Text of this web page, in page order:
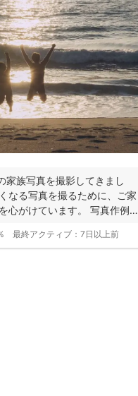
家族写真を撮影してきまし
なる写真を撮るために、ご家
心がけています。 写真作例は
最終アクティブ： 7日以上前